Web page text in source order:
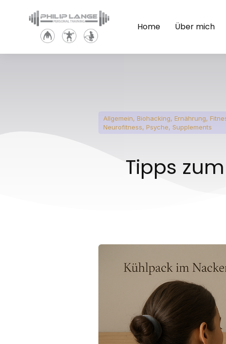
Home Über mich
Allgemein, Biohacking, Ernährung,
Neurofitness, Psyche, Supplements
Tipps